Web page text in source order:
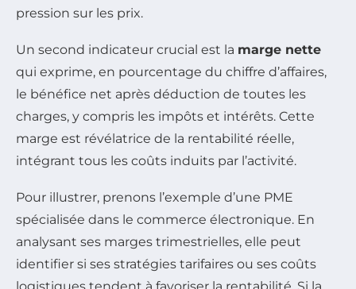
pression sur les prix.
Un second indicateur crucial est la marge nette
qui exprime, en pourcentage du chiffre d’affaires,
le bénéfice net après déduction de toutes les
charges, y compris les impôts et intérêts. Cette
marge est révélatrice de la rentabilité réelle,
intégrant tous les coûts induits par l’activité.
Pour illustrer, prenons l’exemple d’une PME
spécialisée dans le commerce électronique. En
analysant ses marges trimestrielles, elle peut
identifier si ses stratégies tarifaires ou ses coûts